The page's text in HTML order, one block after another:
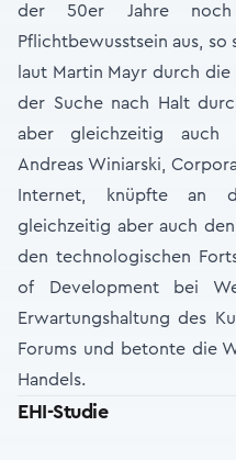
der 50er Jahre noch
Pflichtbewusstsein aus,
laut Martin Mayr durch
der Suche nach Halt
aber gleichzeitig auch
Andreas Winiarski,
Internet, knüpfte an
gleichzeitig aber auch
den technologischen
of Development bei
Erwartungshaltung des
Forums und betonte die
Handels.
EHI-Studie